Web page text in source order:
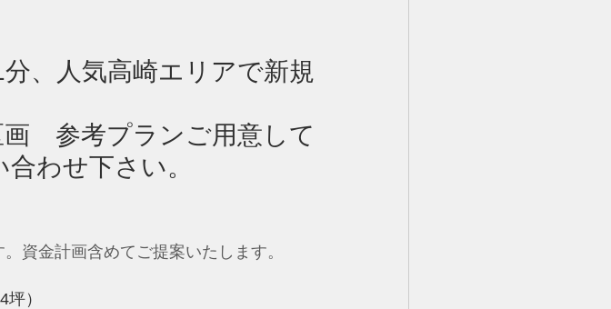
、人気高崎エリアで新規
　参考プランご用意して
わせ下さい。
資金計画含めてご提案いたします。
）